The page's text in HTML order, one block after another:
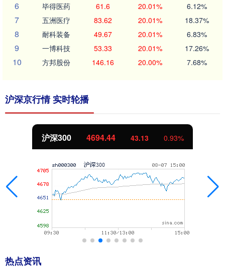
6 毕得医药 61.6 20.01% 6.12%
7 五洲医疗 83.62 20.01% 18.37%
8 耐科装备 49.67 20.01% 6.83%
9 一博科技 53.33 20.01% 17.26%
10 方邦股份 146.16 20.00% 7.68%
沪深京行情 实时轮播
北证50 1134.24 11.37 1.01%
热点资讯